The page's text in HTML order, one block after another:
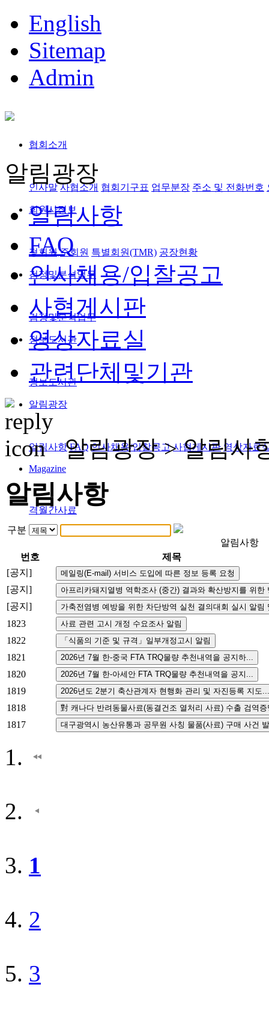
English
Sitemap
Admin
협회소개
인사말 사협소개 협회기구표 업무분장 주소 및 전화번호
회원사정보
정회원,준회원 특별회원(TMR) 공장현황
검정및분석업무
검정및분석업무
정보도서관
정보도서관
알림광장
알림사항 FAQ 인사채용/입찰공고 사협게시판 영상자료
Magazine
격월간사료
알림광장
알림사항
FAQ
인사채용/입찰공고
사협게시판
영상자료실
관련단체및기관
알림광장 >알림사
알림사항
구분
알림사항
번호
제목
[공지]
[공지]
[공지]
1823
1822
1821
1820
1819
1818
1817
1
2
3